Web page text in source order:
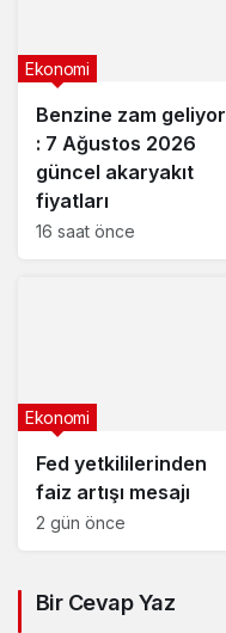
Benzine zam geliyor
: 7 Ağustos 2026
güncel akaryakıt
fiyatları
Ekonomi
16 saat önce
Fed yetkililerinden
faiz artışı mesajı
Ekonomi
2 gün önce
Bir Cevap Yaz